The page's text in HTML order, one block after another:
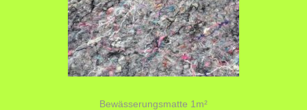
Bewässerungsmatte 1m²